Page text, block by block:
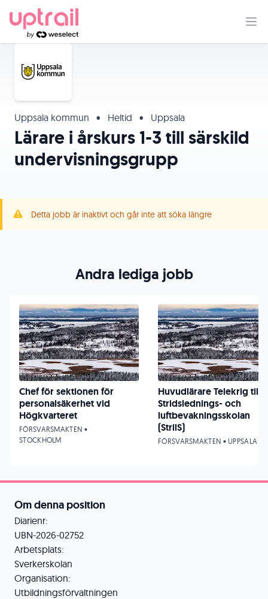
Uppsala kommun • Heltid • Uppsala
Lärare i årskurs 1-3 till särskild
undervisningsgrupp
Detta jobb är inaktivt och går inte att söka längre
Om denna position
Diarienr:
UBN-2026-02752
Arbetsplats:
Sverkerskolan
Organisation:
Utbildningsförvaltningen
Andra lediga jobb
Chef för sektionen för
personalsäkerhet vid
Högkvarteret
FÖRSVARSMAKTEN •
STOCKHOLM
Huvudlärare Telekrig till
Stridslednings- och
luftbevakningsskolan
(StrilS)
FÖRSVARSMAKTEN • UPPSALA